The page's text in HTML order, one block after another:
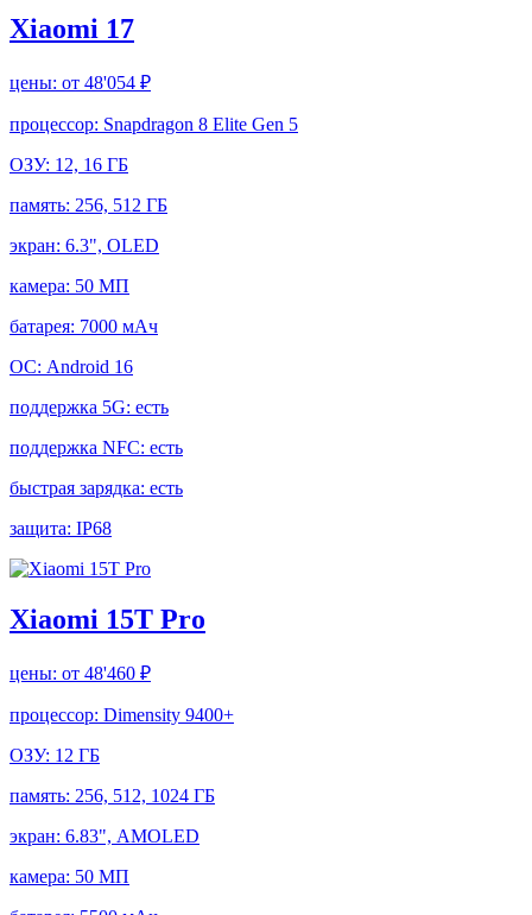
Xiaomi 17
цены: от 48'054 ₽
процессор: Snapdragon 8 Elite Gen 5
ОЗУ: 12, 16 ГБ
память: 256, 512 ГБ
экран: 6.3", OLED
камера: 50 МП
батарея: 7000 мАч
ОС: Android 16
поддержка 5G: есть
поддержка NFC: есть
быстрая зарядка: есть
защита: IP68
Xiaomi 15T Pro
цены: от 48'460 ₽
процессор: Dimensity 9400+
ОЗУ: 12 ГБ
память: 256, 512, 1024 ГБ
экран: 6.83", AMOLED
камера: 50 МП